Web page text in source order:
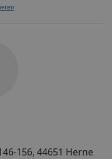
156, 44651 Herne